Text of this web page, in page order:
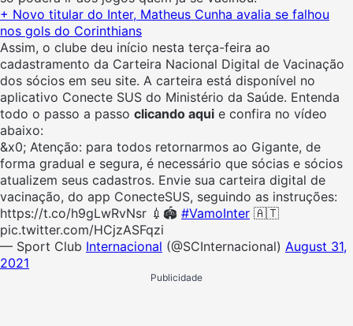
+ Novo titular do Inter, Matheus Cunha avalia se falhou
nos gols do Corinthians
Assim, o clube deu início nesta terça-feira ao
cadastramento da Carteira Nacional Digital de Vacinação
dos sócios em seu site. A carteira está disponível no
aplicativo Conecte SUS do Ministério da Saúde. Entenda
todo o passo a passo clicando aqui e confira no vídeo
abaixo:
&x0;️ Atenção: para todos retornarmos ao Gigante, de
forma gradual e segura, é necessário que sócias e sócios
atualizem seus cadastros. Envie sua carteira digital de
vacinação, do app ConecteSUS, seguindo as instruções:
https://t.co/h9gLwRvNsr 💉🏟️ #VamoInter 🇦🇹
pic.twitter.com/HCjzASFqzi
— Sport Club Internacional (@SCInternacional) August 31,
2021
Publicidade